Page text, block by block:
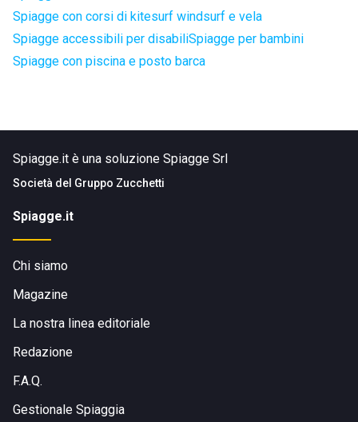
Spiagge con corsi di kitesurf windsurf e vela
Spiagge accessibili per disabiliSpiagge per bambini
Spiagge con piscina e posto barca
Spiagge.it è una soluzione Spiagge Srl
Società del Gruppo Zucchetti
Spiagge.it
Chi siamo
Magazine
La nostra linea editoriale
Redazione
F.A.Q.
Gestionale Spiaggia